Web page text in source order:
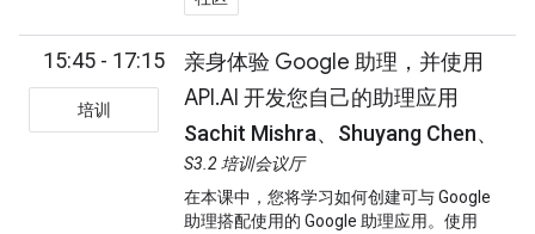
15:45 - 17:15
培训
亲身体验 Google 助理，并使用
API.AI 开发您自己的助理应用
Sachit Mishra、Shuyang Chen、
S3.2 培训会议厅
在本课中，您将学习如何创建可与 Google
助理搭配使用的 Google 助理应用。使用